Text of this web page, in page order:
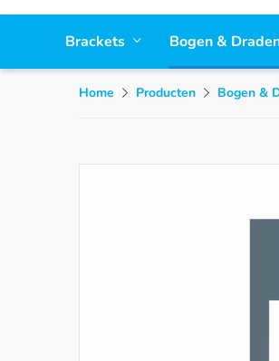
Brackets Bogen &
Home Producten Bogen &